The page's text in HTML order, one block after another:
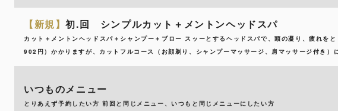
【新規】初.回 シンプルカット＋メントンヘッドスパ
カット＋メントンヘッドスパ＋シャンプー＋ブロー スッーとするヘッドスパで、頭の凝り、疲れを
902円）かかりますが、カットフルコース（お顔剃り、シャンプーマッサージ、肩マッサージ付き）
いつものメニュー
とりあえず予約したい方 前回と同じメニュー、いつもと同じメニューにしたい方